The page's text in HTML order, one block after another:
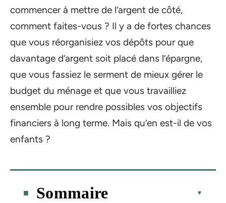
commencer à mettre de l’argent de côté,
comment faites-vous ? Il y a de fortes chances
que vous réorganisiez vos dépôts pour que
davantage d’argent soit placé dans l’épargne,
que vous fassiez le serment de mieux gérer le
budget du ménage et que vous travailliez
ensemble pour rendre possibles vos objectifs
financiers à long terme. Mais qu’en est-il de vos
enfants ?
Sommaire